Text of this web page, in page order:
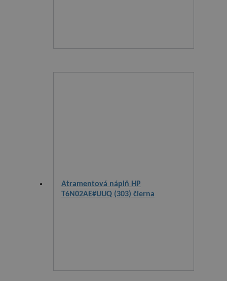
Atramentová náplň HP
T6N02AE#UUQ (303) čierna